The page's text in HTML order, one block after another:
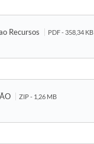
Recursos PDF - 358,34 KB
ZIP - 1,26 MB